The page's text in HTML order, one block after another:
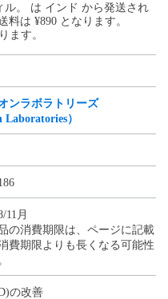
ル。 は インド から発送され
料は ¥890 となります。
ます。
ンラボラトリーズ
Laboratories）
11月
の消費期限は、ページに記載
費期限よりも長くなる可能性
の改善